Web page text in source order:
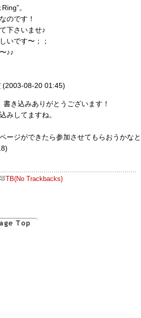
。
のです！
下さいませ♪
いです〜；；
♪♪
(2003-08-20 01:45)
き込みありがとうございます！
みしてますね。
ージができたら参加させてもらおうかなと
TB(No Trackbacks)